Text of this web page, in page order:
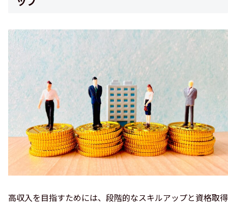
高収入を目指すためには、段階的なスキルアップと資格取得